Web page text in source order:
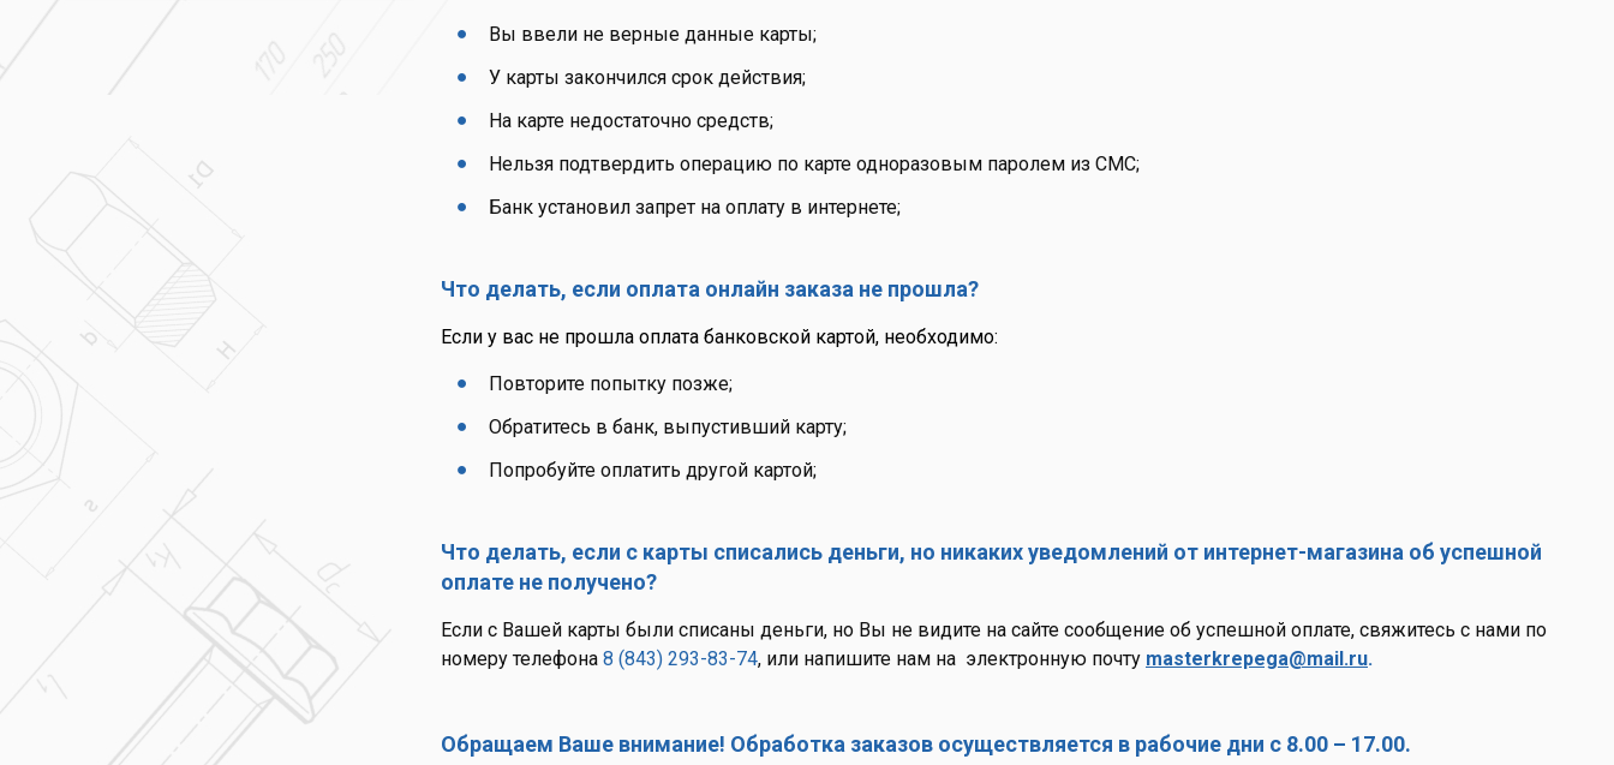
Вы ввели не верные данные карты;
У карты закончился срок действия;
На карте недостаточно средств;
Нельзя подтвердить операцию по карте одноразовым паролем из СМС;
Банк установил запрет на оплату в интернете;
Что делать, если оплата онлайн заказа не прошла?
Если у вас не прошла оплата банковской картой, необходимо:
Повторите попытку позже;
Обратитесь в банк, выпустивший карту;
Попробуйте оплатить другой картой;
Что делать, если с карты списались деньги, но никаких уведомлений от интернет-магазина об успешной
оплате не получено?
Если с Вашей карты были списаны деньги, но Вы не видите на сайте сообщение об успешной оплате, свяжитесь с нами по
номеру телефона 8 (843) 293-83-74, или напишите нам на электронную почту masterkrepega@mail.ru.
Обращаем Ваше внимание! Обработка заказов осуществляется в рабочие дни с 8.00 – 17.00.